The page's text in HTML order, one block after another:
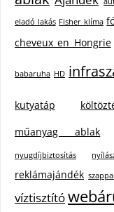
eladó lakás Fisher klíma
cheveux en Hongrie
babaruha HD
kutyatáp
műanyag ablak
nyugdíjbiztosítás
reklámajándék
víztisztító